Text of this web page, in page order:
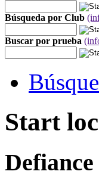
Búsqueda por Club
Buscar por prueba
Start